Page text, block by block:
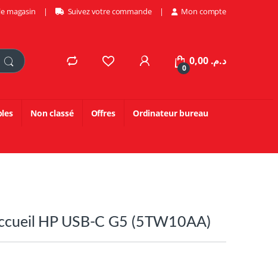
magasin Suivez votre commande Mon compte
0
د.م. 0,00
Non classé Offres Ordinateur bureau
HP USB-C G5 (5TW10AA)